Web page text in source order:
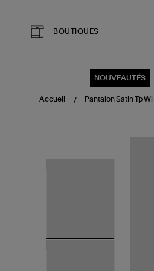
BOUTIQUES
NOUVEAUTÉS
Accueil Pantalon Satin Tp